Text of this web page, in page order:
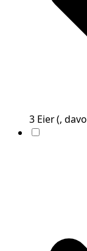
3 Eier(,